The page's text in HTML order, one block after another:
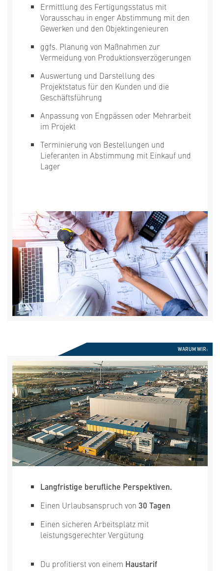
Ermittlung des Fertigungsstatus mit
Vorausschau in enger Abstimmung mit den
Gewerken und den Objektingenieuren
ggfs. Planung von Maßnahmen zur
Vermeidung von Produktionsverzögerungen
Auswertung und Darstellung des
Projektstatus für den Kunden und die
Geschäftsführung
Anpassung von Engpässen oder Mehrarbeit
im Projekt
Terminierung von Bestellungen und
Lieferanten in Abstimmung mit Einkauf und
Lager
WARUM WIR:
Langfristige berufliche Perspektiven.
Einen Urlaubsanspruch von 30 Tagen
Einen sicheren Arbeitsplatz mit
leistungsgerechter Vergütung
Du profitierst von einem Haustarif